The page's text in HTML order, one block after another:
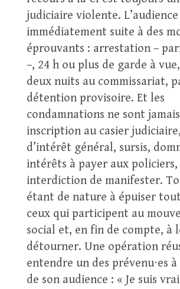
judiciaire violente.
immédiatement suite à des
éprouvants : arrestation –
–, 24 h ou plus de garde à
deux nuits au commissariat,
détention provisoire. Et les
condamnations ne sont
inscription au casier
d’intérêt général, sursis,
intérêts à payer aux policiers,
interdiction de manifester.
étant de nature à épuiser
ceux qui participent au
social et, en fin de compte, à
détourner. Une opération
entendre un des prévenu⋅es
de son audience : « Je suis